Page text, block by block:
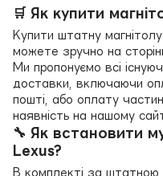
🛒 Як купити
Купити штатну
можете зручно на
Ми пропонуємо всі
доставки, включаючи
пошті, або оплату
наявність на нашому
🔧 Як встановити
Lexus?
В комплекті за штатною